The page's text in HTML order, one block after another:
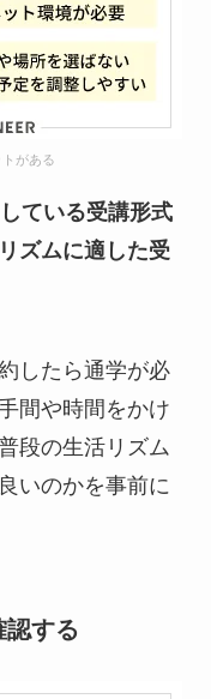
がある
ている受講形式
ズムに適した受
したら通学が必
間や時間をかけ
段の生活リズム
いのかを事前に
する